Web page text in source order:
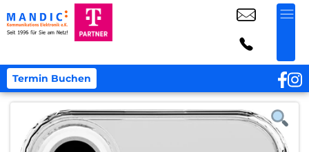
Termin Buchen